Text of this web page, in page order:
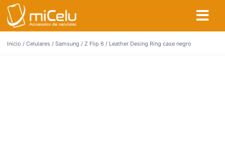
Inicio / Celulares / Samsung / Z Flip 6 / Leather Desing Ring case negro